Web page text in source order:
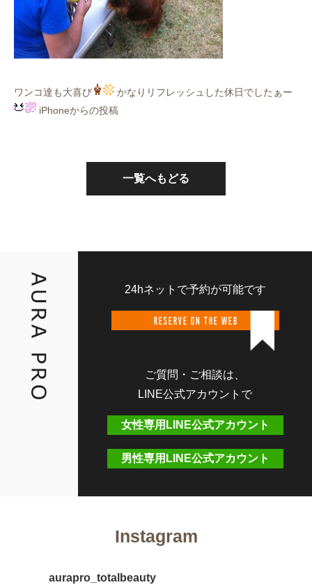
ワンコ達も大喜び
かなりリフレッシュした休日でしたぁー
iPhoneからの投稿
一覧へもどる
24hネットで予約が可能です
RESERVE ON THE WEB
ご質問・ご相談は、
LINE公式アカウントで
女性専用LINE公式アカウント
男性専用LINE公式アカウント
Instagram
aurapro_totalbeauty